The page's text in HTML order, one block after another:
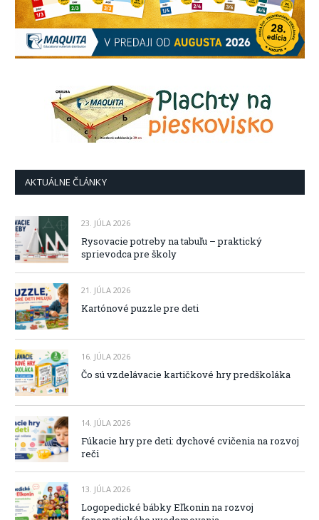
AKTUÁLNE ČLÁNKY
23. JÚLA 2026
Rysovacie potreby na tabuľu – praktický
sprievodca pre školy
21. JÚLA 2026
Kartónové puzzle pre deti
16. JÚLA 2026
Čo sú vzdelávacie kartičkové hry predškoláka
14. JÚLA 2026
Fúkacie hry pre deti: dychové cvičenia na rozvoj
reči
13. JÚLA 2026
Logopedické bábky Eľkonin na rozvoj